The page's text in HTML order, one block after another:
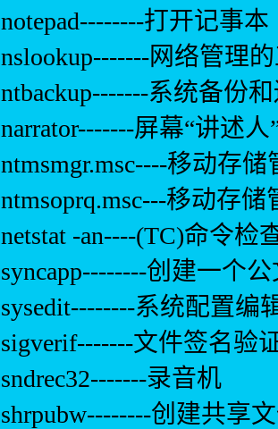
notepad--------打开记事本
nslookup-------网络管理
ntbackup-------系统备份
narrator-------屏幕“讲述人
ntmsmgr.msc----移动存储
ntmsoprq.msc---移动存
netstat -an----(TC)命令检
syncapp--------创建一个
sysedit--------系统配置编
sigverif-------文件签名验
sndrec32-------录音机
shrpubw--------创建共享